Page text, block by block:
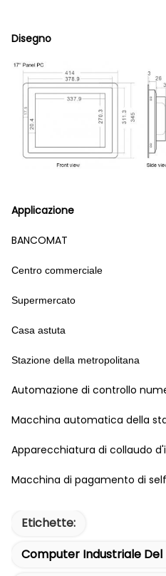
Disegno
Applicazione
BANCOMAT
Centro commerciale
Supermercato
Casa astuta
Stazione della metropolitana
Automazione di controllo
Macchina automatica della
Apparecchiatura di collaudo
Macchina di pagamento di
Etichette:
Computer Industriale Del